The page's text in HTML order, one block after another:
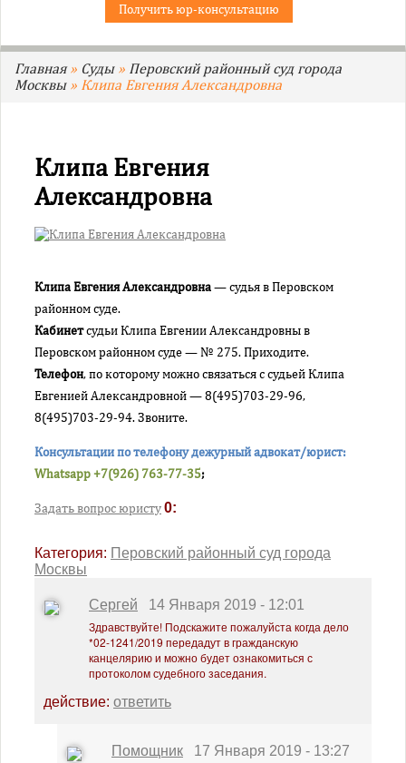
Дорогомиловский районный суд г. Москвы
Зеленоградский районный суд г. Москвы
Зюзинский районный суд города Москвы
Кузьминский районный суд города Москвы
Кунцевский районный суд города Москвы
Люблинский районный суд города Москвы
Нагатинский районный суд города Москвы
Никулинский районный суд города Москвы
Останкинский районный суд города Москвы
Перовский районный суд города Москвы
Преображенский районный суд города Москвы
Пресненский районный суд города Москвы
Савеловский районный суд города Москвы
Симоновский районный суд города Москвы
Тверской районный суд города Москвы
Тимирязевский районный суд города Москвы
Троицкий районный суд города Москвы
Тушинский районный суд города Москвы
Хамовнический районный суд города Москвы
Хорошевский районный суд города Москвы
Черемушкинский районный суд города Москвы
Щербинский районный суд города Москвы
Получить юр-консультацию
Главная» Суды» Перовский районный суд города
Москвы» Клипа Евгения Александровна
Клипа Евгения
Александровна
Клипа Евгения Александровна— судья в Перовском
районном суде.
Кабинетсудьи Клипа Евгении Александровны в
Перовском районном суде — № 275. Приходите.
Телефон, по которому можно связаться с судьей Клипа
Евгенией Александровной — 8(495)703-29-96,
8(495)703-29-94. Звоните.
Консультации по телефону дежурный адвокат/юрист:
Whatsapp +7(926) 763-77-35;
Задать вопрос юристу0:
Категория: Перовский районный суд города
Москвы
Сергей
14 Января 2019 - 12:01
Здравствуйте! Подскажите пожалуйста когда дело
*02-1241/2019 передадут в гражданскую
канцелярию и можно будет ознакомиться с
протоколом судебного заседания.
действие: ответить
Помощник
17 Января 2019 - 13:27